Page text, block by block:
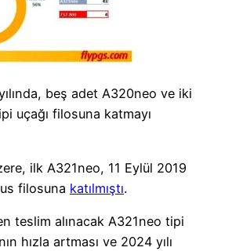
beş adet A320neo ve iki
uçağı filosuna katmayı
ilk A321neo, 11 Eylül 2019
filosuna katılmıştı.
teslim alınacak A321neo tipi
hızla artması ve 2024 yılı